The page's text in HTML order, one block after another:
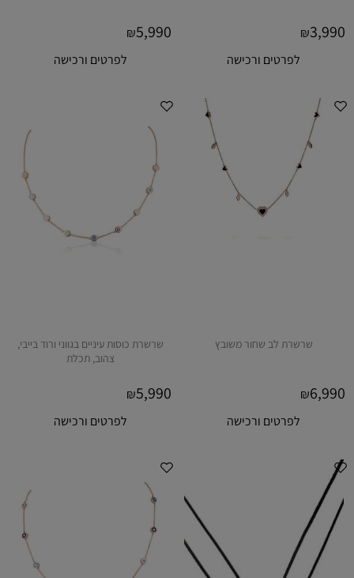
₪3,990
לפרטים ורכישה
₪5,990
לפרטים ורכישה
שרשרת לב שחור משובץ
₪6,990
לפרטים ורכישה
שרשרת כוסות עיניים בגווני ורוד בייבי,
צהוב, תכלת
₪5,990
לפרטים ורכישה